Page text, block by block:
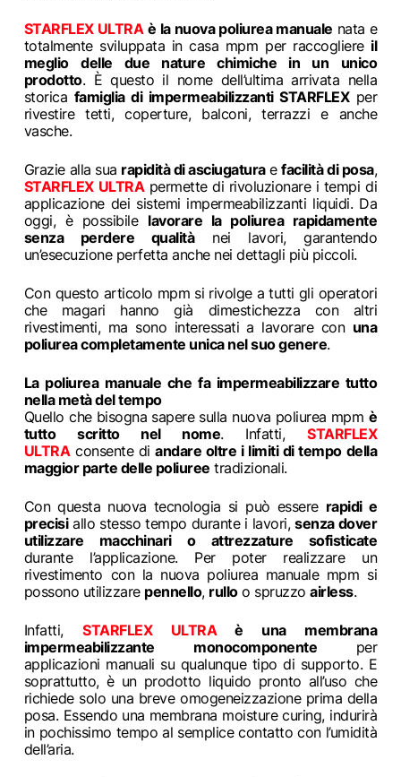
STARFLEX ULTRA è la nuova poliurea manuale nata e
totalmente sviluppata in casa mpm per raccogliere il
meglio delle due nature chimiche in un unico
prodotto. È questo il nome dell’ultima arrivata nella
storica famiglia di impermeabilizzanti STARFLEXper
rivestire tetti, coperture, balconi, terrazzi e anche
vasche.
Grazie alla sua rapidità di asciugaturaefacilità di posa,
STARFLEX ULTRA permette di rivoluzionare i tempi di
applicazione dei sistemi impermeabilizzanti liquidi. Da
oggi, è possibile lavorare la poliurea rapidamente
senza perdere qualitànei lavori, garantendo
un’esecuzione perfetta anche nei dettagli più piccoli.
Con questo articolo mpm si rivolge a tutti gli operatori
che magari hanno già dimestichezza con altri
rivestimenti, ma sono interessati a lavorare con una
poliurea completamente unica nel suo genere.
La poliurea manuale che fa impermeabilizzare tutto
nella metà del tempo
Quello che bisogna sapere sulla nuova poliurea mpm è
tutto scritto nel nome. Infatti,STARFLEX
ULTRA consente diandare oltre i limiti di tempo della
maggior parte delle poliuree tradizionali.
Con questa nuova tecnologia si può essere rapidi e
precisiallo stesso tempo durante i lavori,senza dover
utilizzare macchinari o attrezzature sofisticate
durante l’applicazione. Per poter realizzare un
rivestimento con la nuova poliurea manuale mpm si
possono utilizzare pennello, rulloo spruzzoairless.
Infatti,STARFLEX ULTRA è una membrana
impermeabilizzante monocomponente per
applicazioni manuali su qualunque tipo di supporto. E
soprattutto, è un prodotto liquido pronto all’uso che
richiede solo una breve omogeneizzazione prima della
posa. Essendo una membrana moisture curing, indurirà
in pochissimo tempo al semplice contatto con l’umidità
dell’aria.